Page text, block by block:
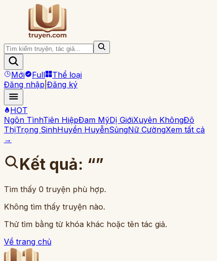
Mới Full
Thể loại
Đăng nhập Đăng ký
HOT
Ngôn TìnhTiên HiệpĐam MỹDị GiớiXuyên KhôngĐô
ThịTrọng SinhHuyền HuyễnSủngNữ CườngXem tất cả
→
Kết quả: “”
Tìm thấy 0 truyện phù hợp.
Không tìm thấy truyện nào.
Thử tìm bằng từ khóa khác hoặc tên tác giả.
Về trang chủ